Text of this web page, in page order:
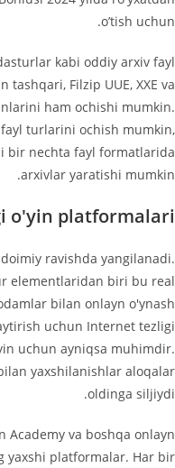
o’tish uchun.
kabi oddiy arxiv fayl
Filzip UUE, XXE va
ham ochishi mumkin.
turlarini ochish mumkin,
bir nechta fayl formatlarida
arxivlar yaratishi mumkin.
o'yin platformalari
ravishda yangilanadi.
elementlaridan biri bu real
bilan onlayn o'ynash
uchun Internet tezligi
uchun ayniqsa muhimdir.
yaxshilanishlar aloqalar
oldinga siljiydi.
Academy va boshqa onlayn
yaxshi platformalar. Har bir